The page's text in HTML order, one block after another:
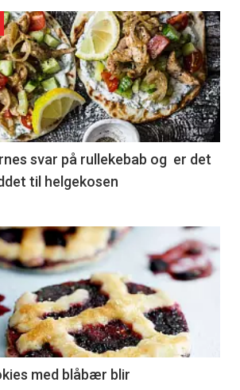
svar på rullekebab og er det
til helgekosen
med blåbær blir